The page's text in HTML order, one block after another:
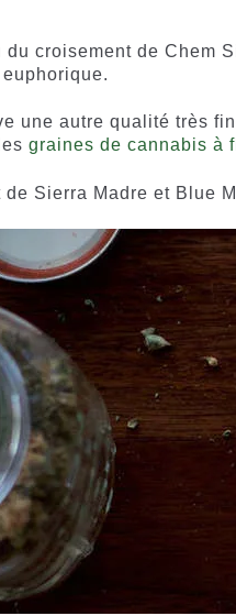
du croisement de Chem
une autre qualité très
graines de cannabis à
Sierra Madre et Blue